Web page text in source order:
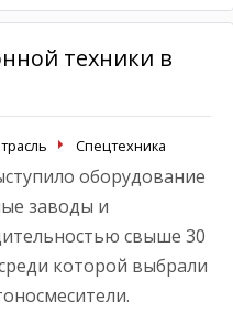
техники в
Спецтехника
оборудование
заводы и
свыше 30
которой выбрали